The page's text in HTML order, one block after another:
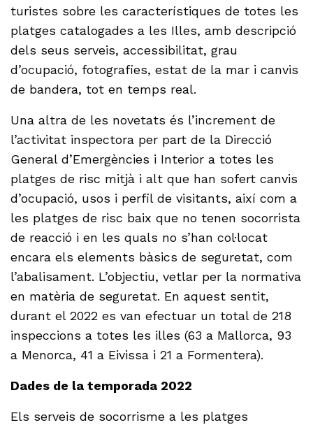
turistes sobre les característiques de totes les
platges catalogades a les Illes, amb descripció
dels seus serveis, accessibilitat, grau
d’ocupació, fotografies, estat de la mar i canvis
de bandera, tot en temps real.
Una altra de les novetats és l’increment de
l’activitat inspectora per part de la Direcció
General d’Emergències i Interior a totes les
platges de risc mitjà i alt que han sofert canvis
d’ocupació, usos i perfil de visitants, així com a
les platges de risc baix que no tenen socorrista
de reacció i en les quals no s’han col·locat
encara els elements bàsics de seguretat, com
l’abalisament. L’objectiu, vetlar per la normativa
en matèria de seguretat. En aquest sentit,
durant el 2022 es van efectuar un total de 218
inspeccions a totes les illes (63 a Mallorca, 93
a Menorca, 41 a Eivissa i 21 a Formentera).
Dades de la temporada 2022
Els serveis de socorrisme a les platges